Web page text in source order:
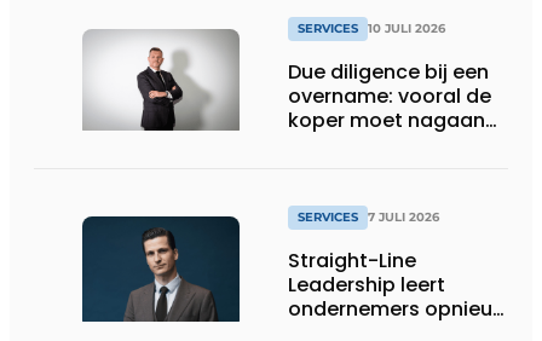
SERVICES 10 JULI 2026
Due diligence bij een
overname: vooral de
koper moet nagaan
SERVICES 7 JULI 2026
Straight-Line
Leadership leert
ondernemers opnieuw